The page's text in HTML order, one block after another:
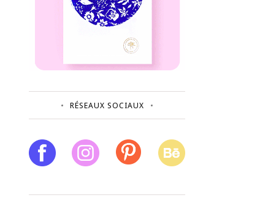
RÉSEAUX SOCIAUX